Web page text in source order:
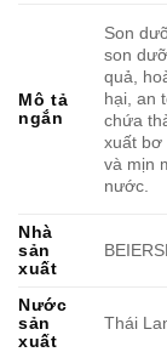
Mô tả
ngắn
Son
son
quả,
hại, an
chứa
xuất bơ
và mịn
nước.
Nhà
sản
xuất
Nước
sản
xuất
Thái